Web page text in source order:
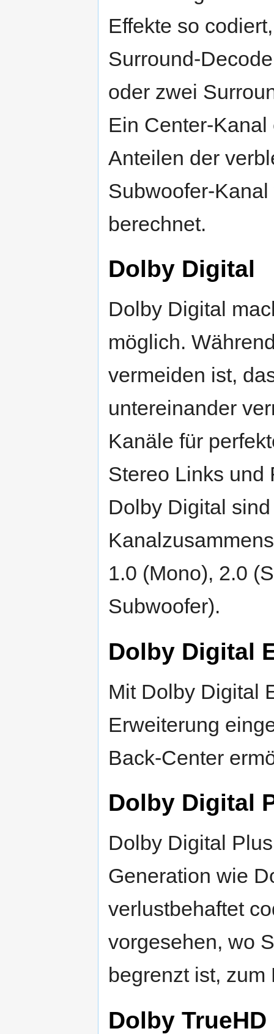
Effekte so
Surround-
oder zwei
Ein Center-
Anteilen der
Subwoofer-
berechnet.
Dolby Digital
Dolby Digital
möglich.
vermeiden ist,
untereinander
Kanäle für
Stereo Links und
Dolby Digital
1.0 (Mono), 2.0
Subwoofer).
Dolby Digital
Mit Dolby Digital
Erweiterung
Back-Center
Dolby Digital
Dolby Digital
Generation wie
verlustbehaftet
vorgesehen, wo
begrenzt ist,
Dolby TrueHD